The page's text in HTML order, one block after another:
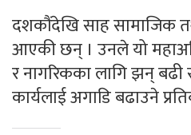
दशकौंदेखि साह सामाजिक
आएकी छन् । उनले यो
र नागरिकका लागि झन्
कार्यलाई अगाडि बढाउने